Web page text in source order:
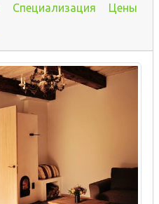
Специализация Цены